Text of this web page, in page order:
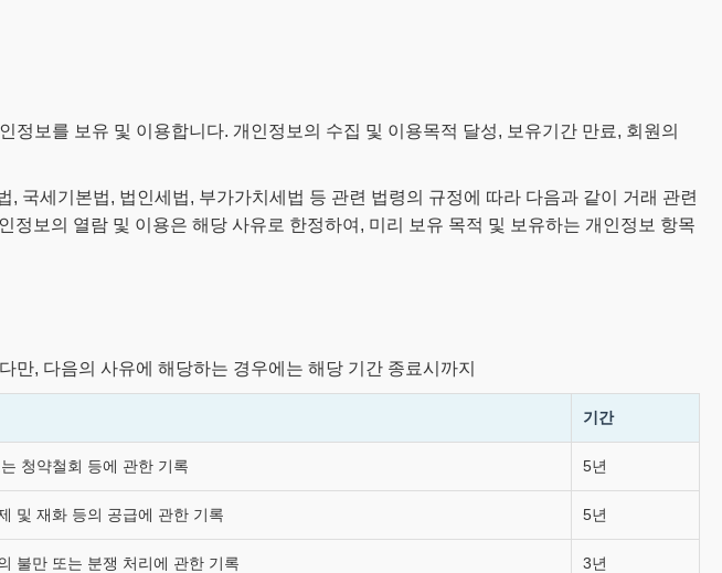
보를 보유 및 이용합니다. 개인정보의 수집 및 이용목적 달성, 보유기간 만료, 회원의
국세기본법, 법인세법, 부가가치세법 등 관련 법령의 규정에 따라 다음과 같이 거래 관련
보의 열람 및 이용은 해당 사유로 한정하여, 미리 보유 목적 및 보유하는 개인정보 항목
만, 다음의 사유에 해당하는 경우에는 해당 기간 종료시까지
기간
청약철회 등에 관한 기록 5년
및 재화 등의 공급에 관한 기록 5년
불만 또는 분쟁 처리에 관한 기록 3년